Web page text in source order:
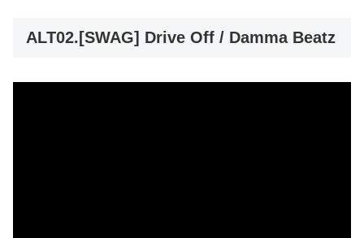
ALT02.[SWAG] Drive Off / Damma Beatz